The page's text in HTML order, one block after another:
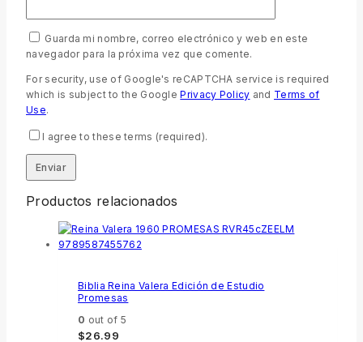
Guarda mi nombre, correo electrónico y web en este
navegador para la próxima vez que comente.
For security, use of Google's reCAPTCHA service is required
which is subject to the GooglePrivacy Policy and Terms of
Use.
I agree to these terms (required).
Productos relacionados
Biblia Reina Valera Edición de Estudio
Promesas
0 out of 5
$26.99